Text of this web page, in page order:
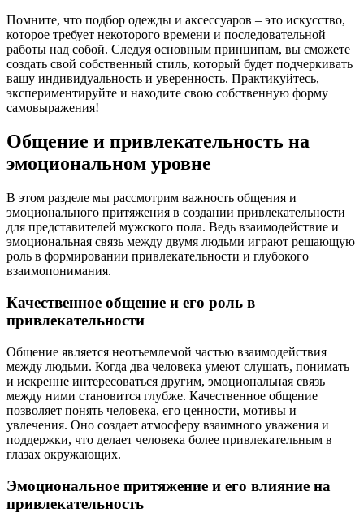
Помните, что подбор одежды и аксессуаров – это искусство,
которое требует некоторого времени и последовательной
работы над собой. Следуя основным принципам, вы сможете
создать свой собственный стиль, который будет подчеркивать
вашу индивидуальность и уверенность. Практикуйтесь,
экспериментируйте и находите свою собственную форму
самовыражения!
Общение и привлекательность на
эмоциональном уровне
В этом разделе мы рассмотрим важность общения и
эмоционального притяжения в создании привлекательности
для представителей мужского пола. Ведь взаимодействие и
эмоциональная связь между двумя людьми играют решающую
роль в формировании привлекательности и глубокого
взаимопонимания.
Качественное общение и его роль в
привлекательности
Общение является неотъемлемой частью взаимодействия
между людьми. Когда два человека умеют слушать, понимать
и искренне интересоваться другим, эмоциональная связь
между ними становится глубже. Качественное общение
позволяет понять человека, его ценности, мотивы и
увлечения. Оно создает атмосферу взаимного уважения и
поддержки, что делает человека более привлекательным в
глазах окружающих.
Эмоциональное притяжение и его влияние на
привлекательность